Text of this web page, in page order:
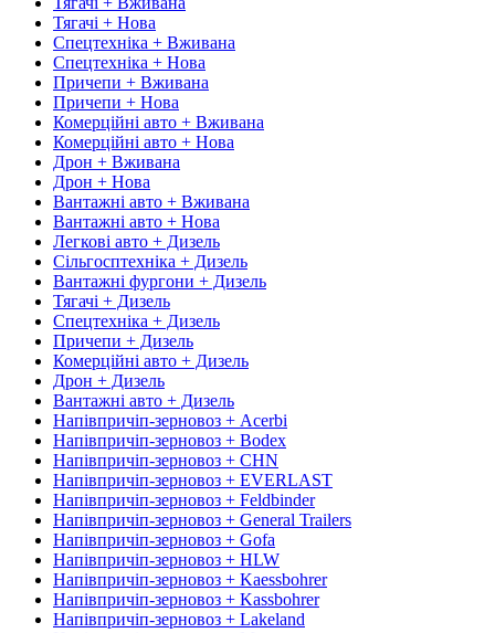
Тягачі + Нова
Спецтехніка + Вживана
Спецтехніка + Нова
Причепи + Вживана
Причепи + Нова
Комерційні авто + Вживана
Комерційні авто + Нова
Дрон + Вживана
Дрон + Нова
Вантажні авто + Вживана
Вантажні авто + Нова
Легкові авто + Дизель
Сільгосптехніка + Дизель
Вантажні фургони + Дизель
Тягачі + Дизель
Спецтехніка + Дизель
Причепи + Дизель
Комерційні авто + Дизель
Дрон + Дизель
Вантажні авто + Дизель
Напівпричіп-зерновоз + Acerbi
Напівпричіп-зерновоз + Bodex
Напівпричіп-зерновоз + CHN
Напівпричіп-зерновоз + EVERLAST
Напівпричіп-зерновоз + Feldbinder
Напівпричіп-зерновоз + General Trailers
Напівпричіп-зерновоз + Gofa
Напівпричіп-зерновоз + HLW
Напівпричіп-зерновоз + Kaessbohrer
Напівпричіп-зерновоз + Kassbohrer
Напівпричіп-зерновоз + Lakeland